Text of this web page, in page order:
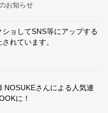
お知らせ
ョしてSNS等にアップする
れています。
NOSUKEさんによる人気連
に！